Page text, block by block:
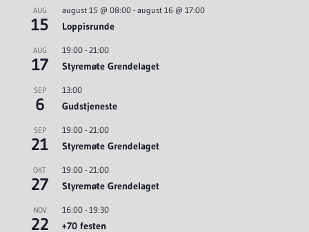
AUG
15
august 15 @ 08:00- august 16 @ 17:00
Loppisrunde
AUG
17
19:00- 21:00
Styremøte Grendelaget
SEP
6
13:00
Gudstjeneste
SEP
21
19:00- 21:00
Styremøte Grendelaget
OKT
27
19:00- 21:00
Styremøte Grendelaget
NOV
22
16:00- 19:30
+70 festen